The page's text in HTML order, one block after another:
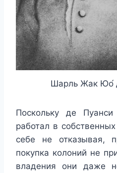
Шарль Жак Юо́
Поскольку де
работал в
себе не отказывая,
покупка колоний не
владения они даже